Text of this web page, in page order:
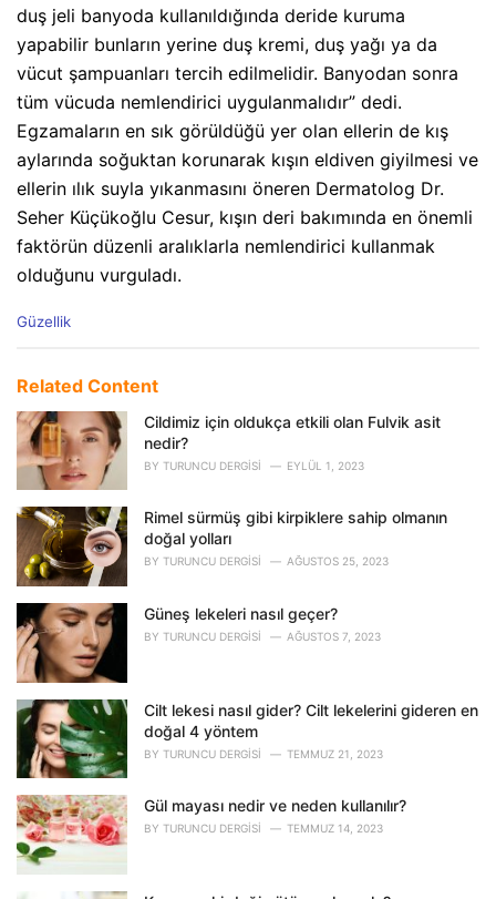
duş jeli banyoda kullanıldığında deride kuruma
yapabilir bunların yerine duş kremi, duş yağı ya da
vücut şampuanları tercih edilmelidir. Banyodan sonra
tüm vücuda nemlendirici uygulanmalıdır” dedi.
Egzamaların en sık görüldüğü yer olan ellerin de kış
aylarında soğuktan korunarak kışın eldiven giyilmesi ve
ellerin ılık suyla yıkanmasını öneren Dermatolog Dr.
Seher Küçükoğlu Cesur, kışın deri bakımında en önemli
faktörün düzenli aralıklarla nemlendirici kullanmak
olduğunu vurguladı.
C
e
o
i
:
Güzellik
Related Content
Cildimiz için oldukça etkili olan Fulvik asit
nedir?
BY TURUNCU DERGISI EYLÜL 1, 2023
Rimel sürmüş gibi kirpiklere sahip olmanın
doğal yolları
BY TURUNCU DERGISI AĞUSTOS 25, 2023
Güneş lekeleri nasıl geçer?
BY TURUNCU DERGISI AĞUSTOS 7, 2023
Cilt lekesi nasıl gider? Cilt lekelerini gideren en
doğal 4 yöntem
BY TURUNCU DERGISI TEMMUZ 21, 2023
Gül mayası nedir ve neden kullanılır?
BY TURUNCU DERGISI TEMMUZ 14, 2023